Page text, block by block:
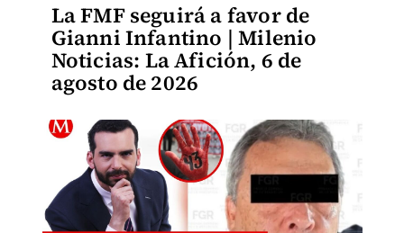
La FMF seguirá a favor de
Gianni Infantino | Milenio
Noticias: La Afición, 6 de
agosto de 2026